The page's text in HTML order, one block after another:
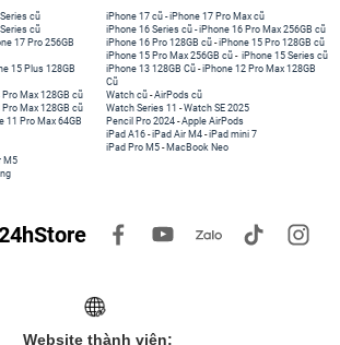
cũ
cũ
17 Pro 256GB
iPhone 17 cũ -iPhone 17 Pro Max cũ
iPhone 16 Series cũ - iPhone 16 Pro Max 256GB cũ
iPhone 16 Pro 128GB cũ -iPhone 15 Pro 128GB cũ
iPhone 15 Pro Max 256GB cũ - iPhone 15 Series cũ
15 Plus 128GB
Max 128GB cũ
Max 128GB cũ
11 Pro Max 64GB
iPhone 13 128GB Cũ -iPhone 12 Pro Max 128GB
Cũ
Watch cũ -AirPods cũ
Watch Series 11 -Watch SE 2025
Pencil Pro 2024 -Apple AirPods
iPad A16 -iPad Air M4 -iPad mini 7
iPad Pro M5 - MacBook Neo
M5
Website thành viên: